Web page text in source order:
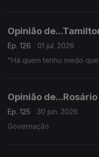
Opinião
Ep. 126
01 jul. 2026
"Há quem tenho medo
Opinião de...Rosário
Ep. 125
30 jun. 2026
Governação.